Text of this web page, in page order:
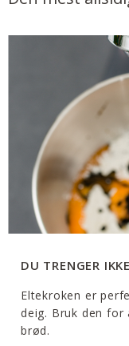
DU TRENGER
Eltekroken er
deig. Bruk den for
brød.